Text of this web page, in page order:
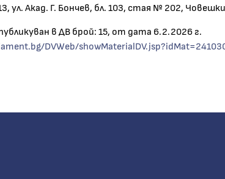
ул. Акад. Г. Бончев, бл. 103, стая № 202,
в ДВ брой: 15, от дата 6.2.2026 г.
DVWeb/